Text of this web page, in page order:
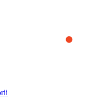
you the best experience
to find out how you can